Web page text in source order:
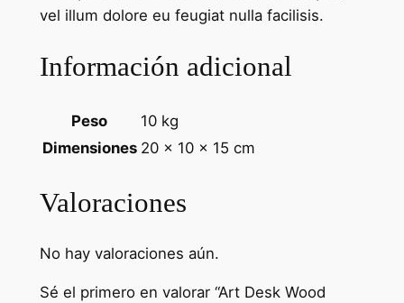
vel illum dolore eu feugiat nulla facilisis.
Información adicional
Peso
10 kg
Dimensiones 20 × 10 × 15 cm
Valoraciones
No hay valoraciones aún.
Sé el primero en valorar “Art Desk Wood